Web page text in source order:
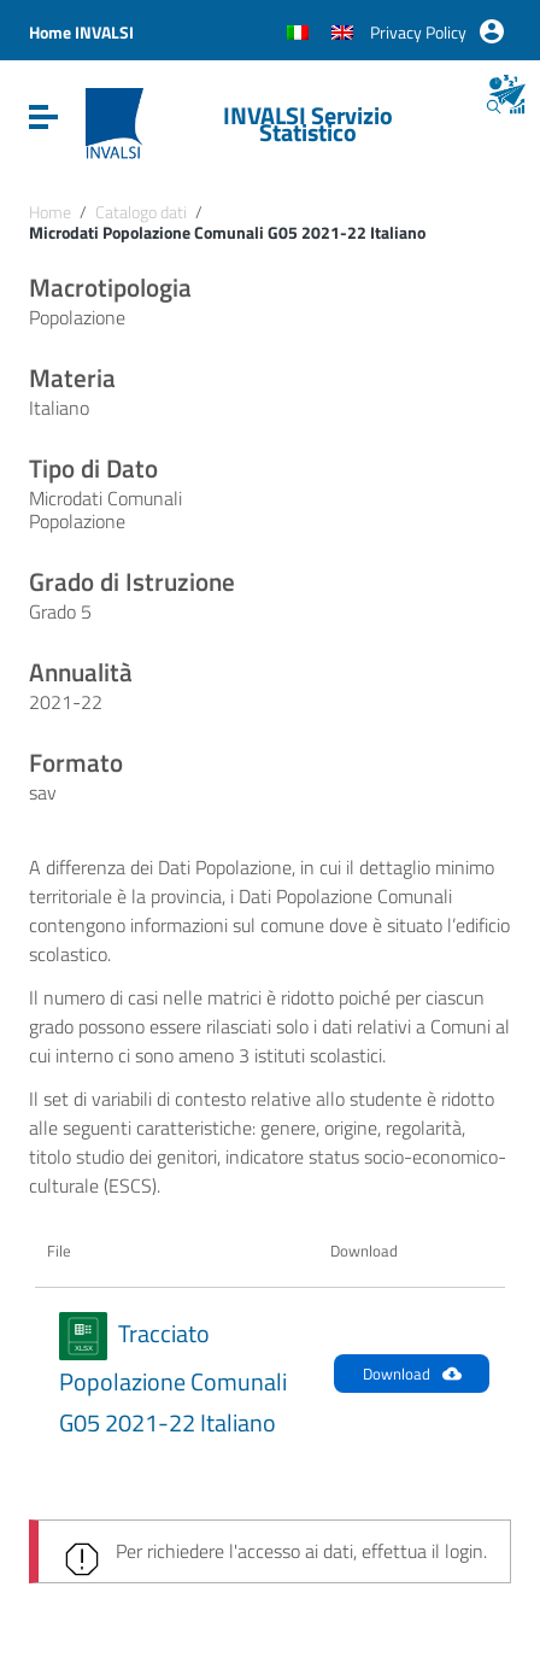
Vai al menu di navigazione
Vai al footer
Home INVALSI Privacy Policy
Attiva / disattiva la navigazioneINVALSI Servizio
Statistico
Home / Catalogo dati /
Microdati Popolazione Comunali G05 2021-22 Italiano
Macrotipologia
Popolazione
Materia
Italiano
Tipo di Dato
Microdati Comunali
Popolazione
Grado di Istruzione
Grado 5
Annualità
2021-22
Formato
sav
A differenza dei Dati Popolazione, in cui il dettaglio minimo
territoriale è la provincia, i Dati Popolazione Comunali
contengono informazioni sul comune dove è situato l’edificio
scolastico.
Il numero di casi nelle matrici è ridotto poiché per ciascun
grado possono essere rilasciati solo i dati relativi a Comuni al
cui interno ci sono ameno 3 istituti scolastici.
Il set di variabili di contesto relative allo studente è ridotto
alle seguenti caratteristiche: genere, origine, regolarità,
titolo studio dei genitori, indicatore status socio-economico-
culturale (ESCS).
File Download
Tracciato
Popolazione Comunali
G05 2021-22 Italiano
Download
Per richiedere l'accesso ai dati, effettua il login.